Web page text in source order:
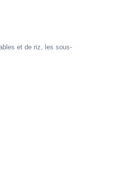
et de riz, les sous-